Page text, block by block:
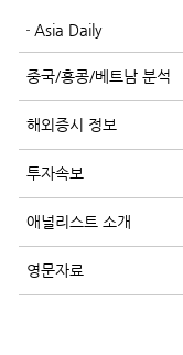
Asia Daily
중국/홍콩/베트남 분석
해외증시 정보
투자속보
애널리스트 소개
영문자료